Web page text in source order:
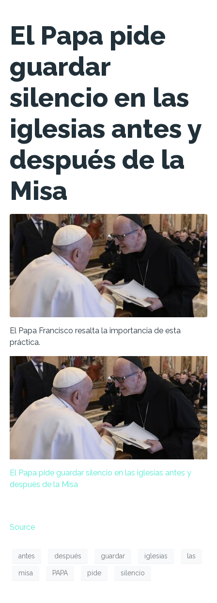
El Papa pide
guardar
silencio en las
iglesias antes y
después de la
Misa
El Papa Francisco resalta la importancia de esta
práctica.
El Papa pide guardar silencio en las iglesias antes y
después de la Misa
Source
antes después guardar iglesias las
misa PAPA pide silencio